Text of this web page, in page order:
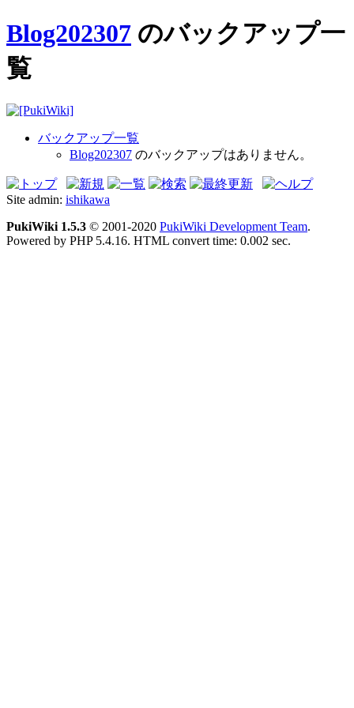
Blog202307 のバックアップ一
覧
バックアップ一覧
Blog202307 のバックアップはありません。
Site admin: ishikawa
PukiWiki 1.5.3 © 2001-2020 PukiWiki Development Team.
Powered by PHP 5.4.16. HTML convert time: 0.002 sec.